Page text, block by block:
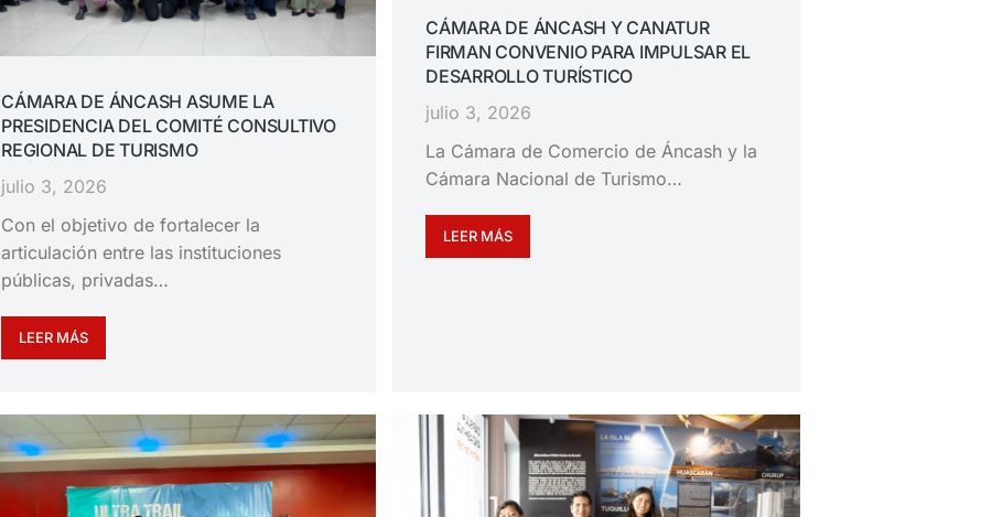
CÁMARA DE ÁNCASH ASUME LA
PRESIDENCIA DEL COMITÉ CONSULTIVO
REGIONAL DE TURISMO
julio 3, 2026
Con el objetivo de fortalecer la
articulación entre las instituciones
públicas, privadas…
LEER MÁS
CÁMARA DE ÁNCASH Y CANATUR
FIRMAN CONVENIO PARA IMPULSAR EL
DESARROLLO TURÍSTICO
julio 3, 2026
La Cámara de Comercio de Áncash y la
Cámara Nacional de Turismo…
LEER MÁS